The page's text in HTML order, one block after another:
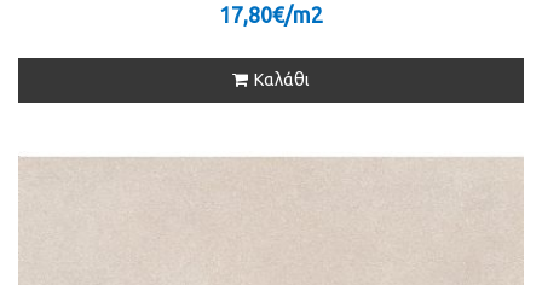
17,80€/m2
Καλάθι